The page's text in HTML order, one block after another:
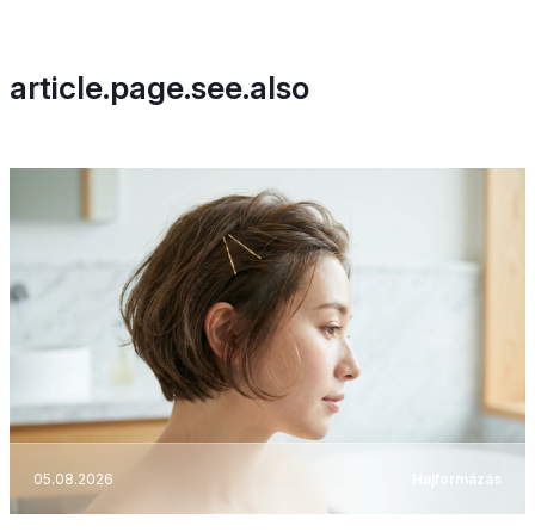
article.page.see.also
05.08.2026 Hajformázás